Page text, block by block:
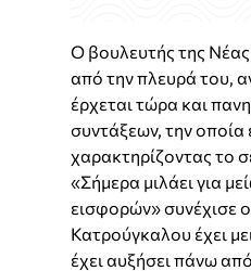
Ο βουλευτής της
από την πλευρά του,
έρχεται τώρα και
συντάξεων, την οποία
χαρακτηρίζοντας το
«Σήμερα μιλάει για
εισφορών» συνέχισε
Κατρούγκαλου έχει
έχει αυξήσει πάνω